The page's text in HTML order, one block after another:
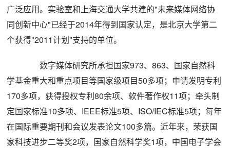
广泛应用。实验室和上海交通大学共建的"未来媒体网络协
同创新中心"已经于2014年得到国家认定，是北京大学第二
个获得"2011计划"支持的单位。
数字媒体研究所承担国家973、863、国家自然科
学基金重大和重点项目等国家级项目50多项；申请发明专利
170多项，获得授权专利80余项、软件著作权11项；牵头制
定国家标准10多项、IEEE标准5项、ISO/IEC标准5项；每年
在国际重要期刊和会议发表论文100多篇。近年来，荣获国
家科技进步二等奖2项，国家自然科学奖1项，中国电子学会